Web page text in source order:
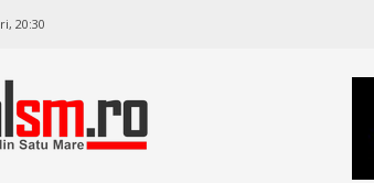
20:30